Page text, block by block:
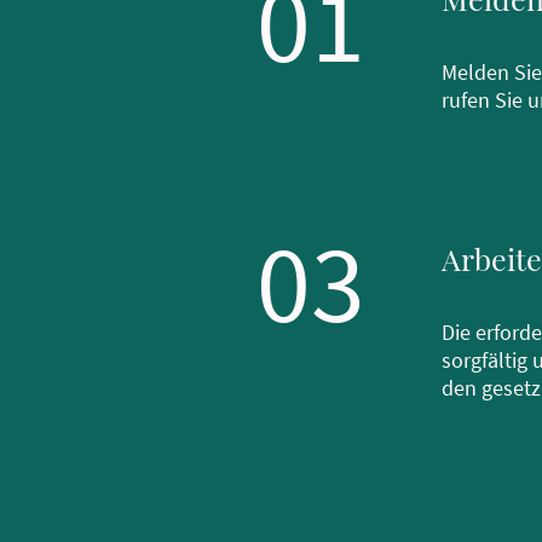
Melden
rufen Sie
03
Die
sorgfältig
den